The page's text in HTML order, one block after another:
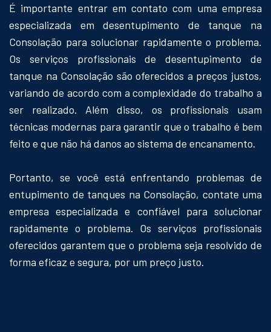
É importante entrar em contato com uma empresa
especializada em desentupimento de tanque na
Consolação para solucionar rapidamente o problema.
Os serviços profissionais de desentupimento de
tanque na Consolação são oferecidos a preços justos,
variando de acordo com a complexidade do trabalho a
ser realizado. Além disso, os profissionais usam
técnicas modernas para garantir que o trabalho é bem
feito e que não há danos ao sistema de encanamento.
Portanto, se você está enfrentando problemas de
entupimento de tanques na Consolação, contate uma
empresa especializada e confiável para solucionar
rapidamente o problema. Os serviços profissionais
oferecidos garantem que o problema seja resolvido de
forma eficaz e segura, por um preço justo.